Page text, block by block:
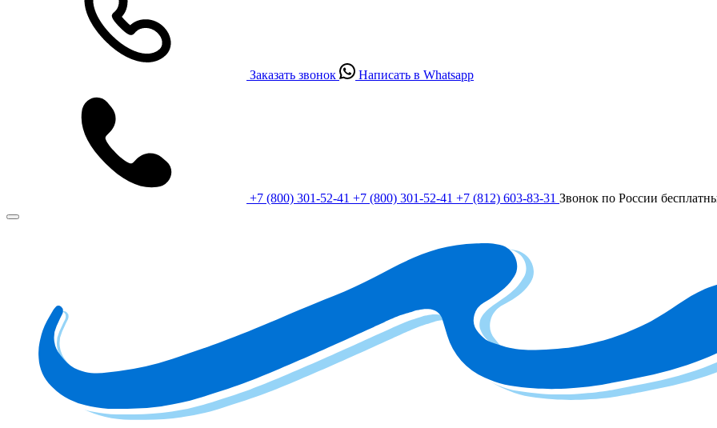
Заказать звонок Написать в Whatsapp
+7 (800) 301-52-41 +7 (800) 301-52-41 +7 (812) 603-83-31 Звонок по России